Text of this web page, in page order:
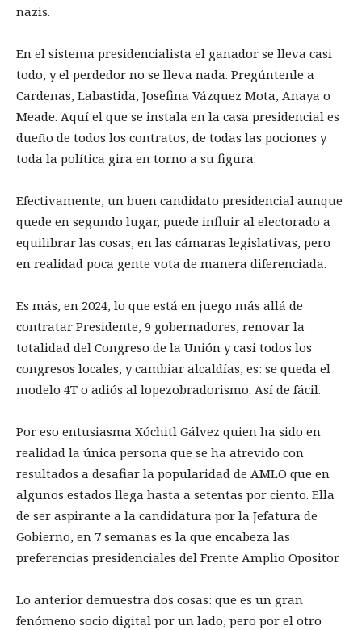
nazis.
En el sistema presidencialista el ganador se lleva casi
todo, y el perdedor no se lleva nada. Pregúntenle a
Cardenas, Labastida, Josefina Vázquez Mota, Anaya o
Meade. Aquí el que se instala en la casa presidencial es
dueño de todos los contratos, de todas las pociones y
toda la política gira en torno a su figura.
Efectivamente, un buen candidato presidencial aunque
quede en segundo lugar, puede influir al electorado a
equilibrar las cosas, en las cámaras legislativas, pero
en realidad poca gente vota de manera diferenciada.
Es más, en 2024, lo que está en juego más allá de
contratar Presidente, 9 gobernadores, renovar la
totalidad del Congreso de la Unión y casi todos los
congresos locales, y cambiar alcaldías, es: se queda el
modelo 4T o adiós al lopezobradorismo. Así de fácil.
Por eso entusiasma Xóchitl Gálvez quien ha sido en
realidad la única persona que se ha atrevido con
resultados a desafiar la popularidad de AMLO que en
algunos estados llega hasta a setentas por ciento. Ella
de ser aspirante a la candidatura por la Jefatura de
Gobierno, en 7 semanas es la que encabeza las
preferencias presidenciales del Frente Amplio Opositor.
Lo anterior demuestra dos cosas: que es un gran
fenómeno socio digital por un lado, pero por el otro